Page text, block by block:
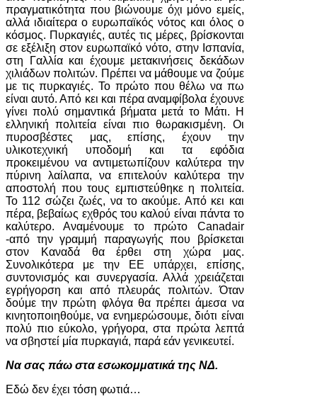
πραγματικότητα που βιώνουμε όχι μόνο εμείς,
αλλά ιδιαίτερα ο ευρωπαϊκός νότος και όλος ο
κόσμος. Πυρκαγιές, αυτές τις μέρες, βρίσκονται
σε εξέλιξη στον ευρωπαϊκό νότο, στην Ισπανία,
στη Γαλλία και έχουμε μετακινήσεις δεκάδων
χιλιάδων πολιτών. Πρέπει να μάθουμε να ζούμε
με τις πυρκαγιές. Το πρώτο που θέλω να πω
είναι αυτό. Από κει και πέρα αναμφίβολα έχουνε
γίνει πολύ σημαντικά βήματα μετά το Μάτι. Η
ελληνική πολιτεία είναι πιο θωρακισμένη. Οι
πυροσβέστες μας, επίσης, έχουν την
υλικοτεχνική υποδομή και τα εφόδια
προκειμένου να αντιμετωπίζουν καλύτερα την
πύρινη λαίλαπα, να επιτελούν καλύτερα την
αποστολή που τους εμπιστεύθηκε η πολιτεία.
Το 112 σώζει ζωές, να το ακούμε. Από κει και
πέρα, βεβαίως εχθρός του καλού είναι πάντα το
καλύτερο. Αναμένουμε το πρώτο Canadair
-από την γραμμή παραγωγής που βρίσκεται
στον Καναδά θα έρθει στη χώρα μας.
Συνολικότερα με την ΕΕ υπάρχει, επίσης,
συντονισμός και συνεργασία. Αλλά χρειάζεται
εγρήγορση και από πλευράς πολιτών. Όταν
δούμε την πρώτη φλόγα θα πρέπει άμεσα να
κινητοποιηθούμε, να ενημερώσουμε, διότι είναι
πολύ πιο εύκολο, γρήγορα, στα πρώτα λεπτά
να σβηστεί μία πυρκαγιά, παρά εάν γενικευτεί.
Να σας πάω στα εσωκομματικά της ΝΔ.
Εδώ δεν έχει τόση φωτιά…